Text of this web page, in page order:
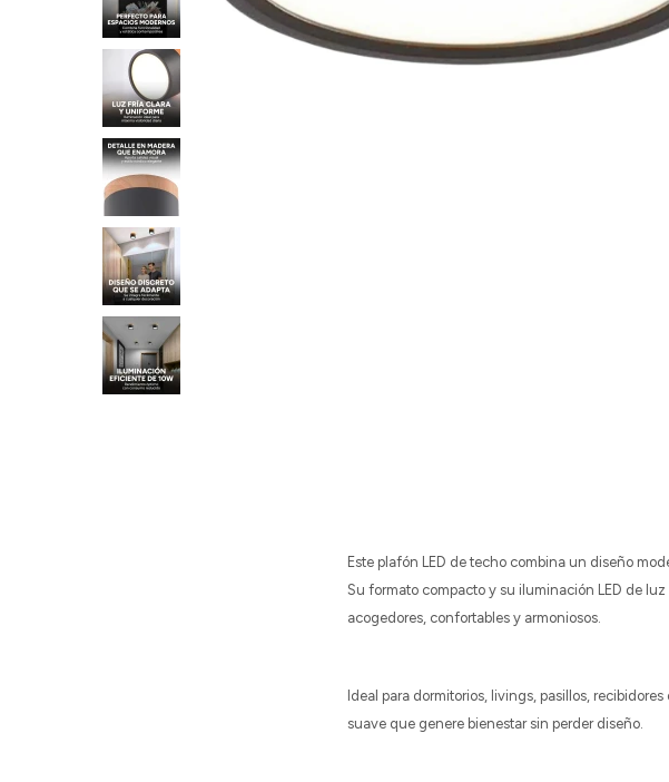
Este plafón LED de techo combina un diseño
Su formato compacto y su iluminación LED de
acogedores, confortables y armoniosos.
Ideal para dormitorios, livings, pasillos,
suave que genere bienestar sin perder diseño.